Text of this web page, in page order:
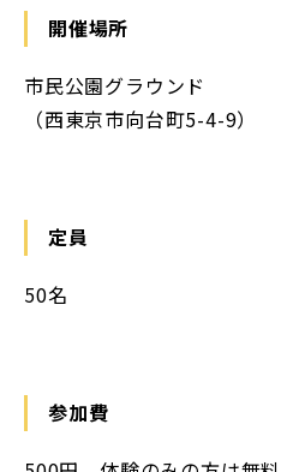
開催場所
市民公園グラウンド
（西東京市向台町5-4-9）
定員
50名
参加費